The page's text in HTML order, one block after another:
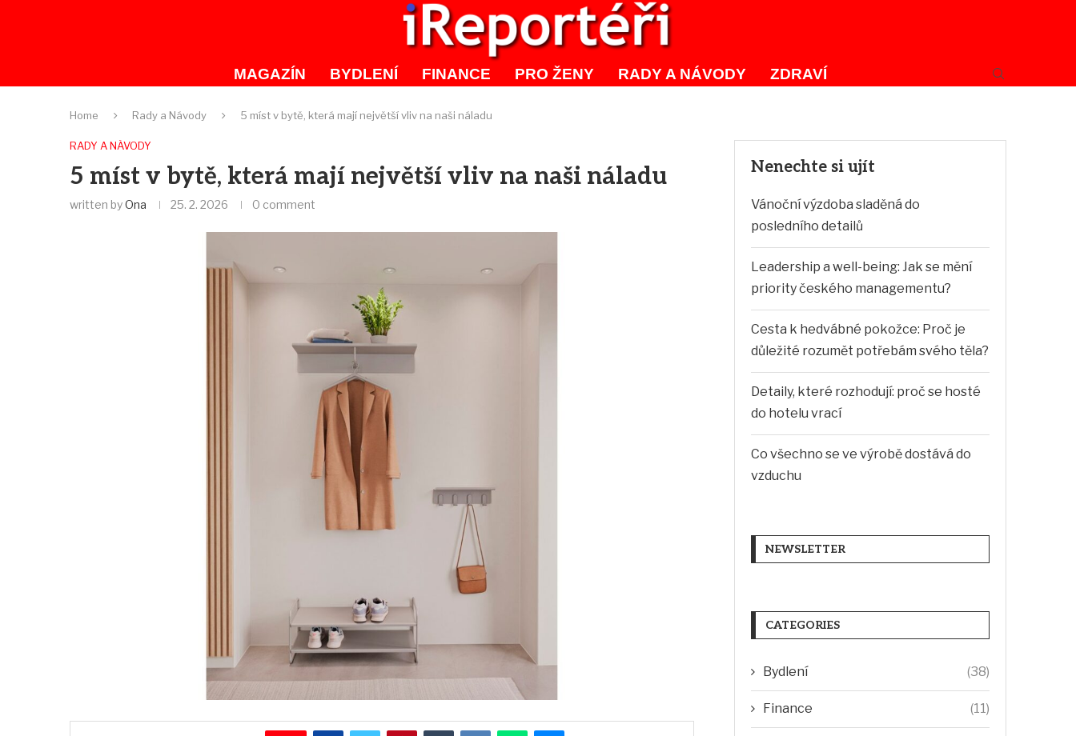
MAGAZÍN BYDLENÍ FINANCE PRO ŽENY RADY A NÁVODY ZDRAVÍ
Home Rady a Návody 5 míst v bytě, která mají největší vliv na naši náladu
RADY A NÁVODY
5 míst v bytě, která mají největší vliv na naši náladu
written byOna 25. 2. 2026 0 comment
Nenechte si ujít
Vánoční výzdoba sladěná do
posledního detailů
Leadership a well-being: Jak se mění
priority českého managementu?
Cesta k hedvábné pokožce: Proč je
důležité rozumět potřebám svého těla?
Detaily, které rozhodují: proč se hosté
do hotelu vrací
Co všechno se ve výrobě dostává do
vzduchu
NEWSLETTER
CATEGORIES
Bydlení (38)
Finance (11)